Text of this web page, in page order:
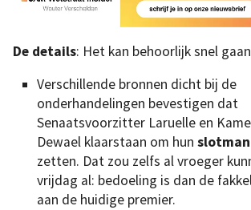
De details: Het kan behoorlijk snel
Verschillende bronnen dicht bij de
onderhandelingen bevestigen dat
Senaatsvoorzitter Laruelle en
Dewael klaarstaan om hun
zetten. Dat zou zelfs al vroeger
vrijdag al: bedoeling is dan de
aan de huidige premier.